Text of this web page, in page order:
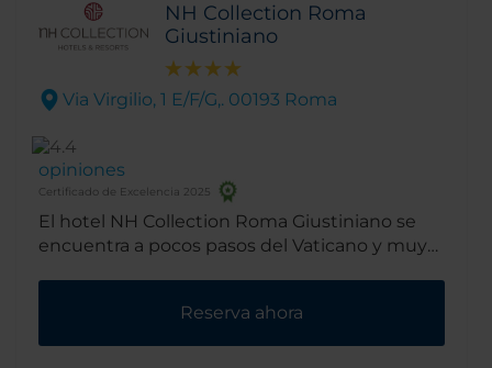
NH Collection Roma
Giustiniano
Via Virgilio, 1 E/F/G,. 00193 Roma
opiniones
Certificado de Excelencia 2025
El hotel NH Collection Roma Giustiniano se
encuentra a pocos pasos del Vaticano y muy
centro histórico de Roma se encuentra a 10
minutos caminando.
Reserva ahora